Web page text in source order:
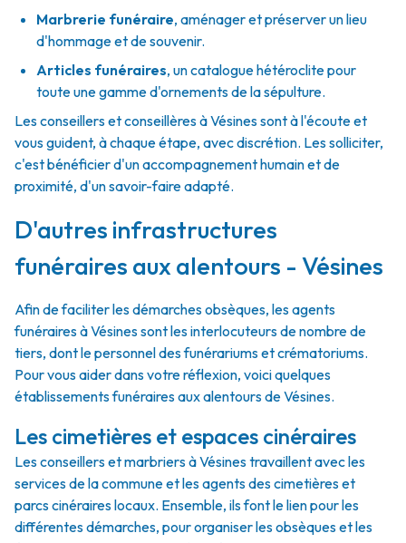
Marbrerie funéraire, aménager et préserver un lieu
d'hommage et de souvenir.
Articles funéraires, un catalogue hétéroclite pour
toute une gamme d'ornements de la sépulture.
Les conseillers et conseillères à Vésines sont à l'écoute et
vous guident, à chaque étape, avec discrétion. Les solliciter,
c'est bénéficier d'un accompagnement humain et de
proximité, d'un savoir-faire adapté.
D'autres infrastructures
funéraires aux alentours - Vésines
Afin de faciliter les démarches obsèques, les agents
funéraires à Vésines sont les interlocuteurs de nombre de
tiers, dont le personnel des funérariums et crématoriums.
Pour vous aider dans votre réflexion, voici quelques
établissements funéraires aux alentours de Vésines.
Les cimetières et espaces cinéraires
Les conseillers et marbriers à Vésines travaillent avec les
services de la commune et les agents des cimetières et
parcs cinéraires locaux. Ensemble, ils font le lien pour les
différentes démarches, pour organiser les obsèques et les